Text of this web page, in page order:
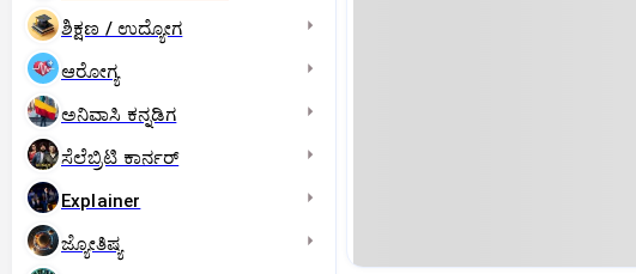
ಶಿಕ್ಷಣ / ಉದ್ಯೋಗ
ಆರೋಗ್ಯ
ಅನಿವಾಸಿ ಕನ್ನಡಿಗ
ಸೆಲೆಬ್ರಿಟಿ ಕಾರ್ನರ್‌
Explainer
ಜ್ಯೋತಿಷ್ಯ